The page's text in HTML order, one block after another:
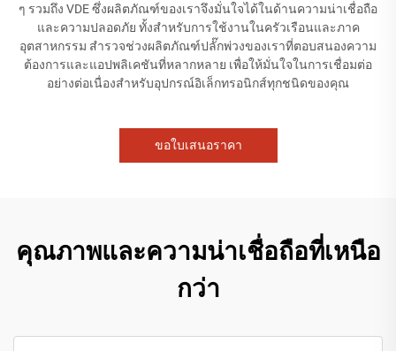
ๆ รวมถึง VDE ซึ่งผลิตภัณฑ์ของเราจึงมั่นใจได้ในด้านความน่าเชื่อถือ
และความปลอดภัย ทั้งสำหรับการใช้งานในครัวเรือนและภาค
อุตสาหกรรม สำรวจช่วงผลิตภัณฑ์ปลั๊กพ่วงของเราที่ตอบสนองความ
ต้องการและแอปพลิเคชันที่หลากหลาย เพื่อให้มั่นใจในการเชื่อมต่อ
อย่างต่อเนื่องสำหรับอุปกรณ์อิเล็กทรอนิกส์ทุกชนิดของคุณ
ขอใบเสนอราคา
คุณภาพและความน่าเชื่อถือที่เหนือ
กว่า